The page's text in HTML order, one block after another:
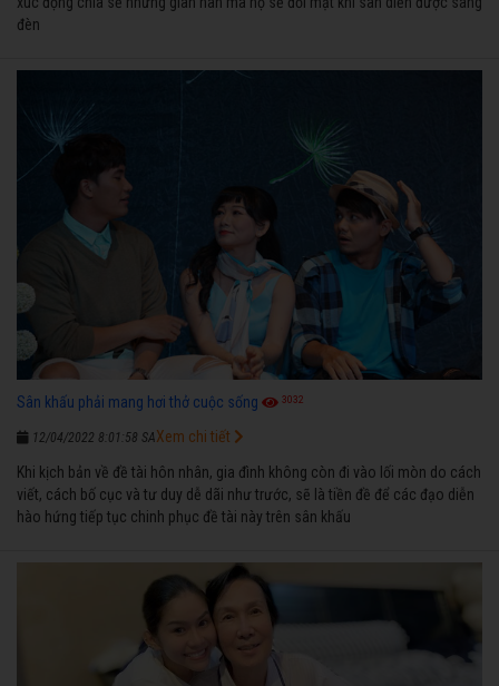
đèn
Sân khấu phải mang hơi thở cuộc sống 3032
12/04/2022 8:01:58 SA
Khi kịch bản về đề tài hôn nhân, gia đình không còn đi vào lối mòn do cách
viết, cách bố cục và tư duy dễ dãi như trước, sẽ là tiền đề để các đạo diễn
hào hứng tiếp tục chinh phục đề tài này trên sân khấu
Xem chi tiết